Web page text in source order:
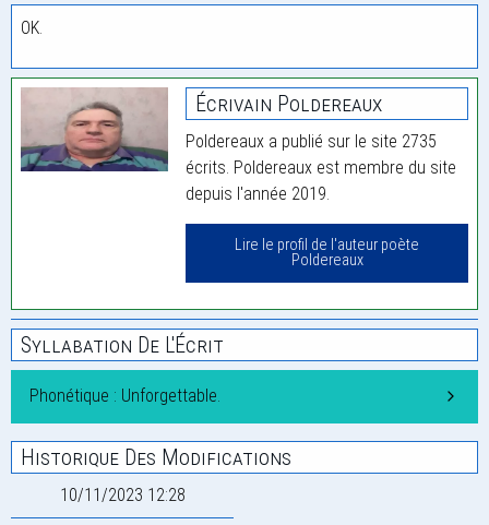
OK.
Écrivain Poldereaux
Poldereaux a publié sur le site 2735
écrits. Poldereaux est membre du site
depuis l'année 2019.
Lire le profil de l'auteur poète
Poldereaux
Syllabation De L'Écrit
Phonétique : Unforgettable.
Historique Des Modifications
10/11/2023 12:28